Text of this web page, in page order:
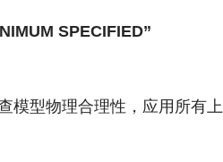
SPECIFIED”
模型物理合理性，应用所有上